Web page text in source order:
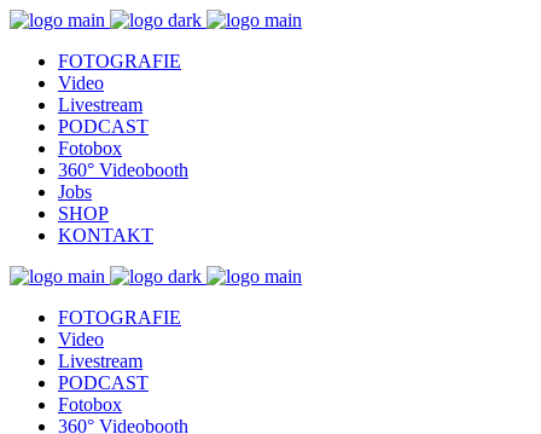
FOTOGRAFIE
Video
Livestream
PODCAST
Fotobox
360° Videobooth
Jobs
SHOP
KONTAKT
FOTOGRAFIE
Video
Livestream
PODCAST
Fotobox
360° Videobooth